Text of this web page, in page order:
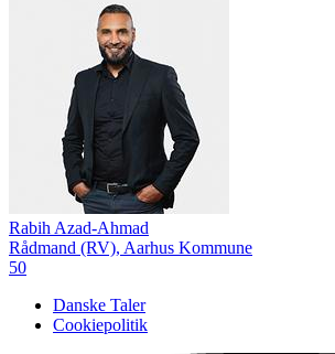
Rabih Azad-Ahmad
Rådmand (RV), Aarhus Kommune
50
Danske Taler
Cookiepolitik